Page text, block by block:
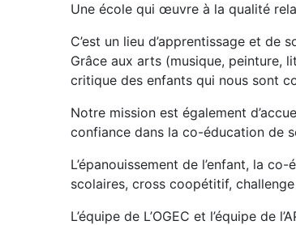
Une école qui œuvre à la qualité
C’est un lieu d’apprentissage et
Grâce aux arts (musique, peinture,
critique des enfants qui nous sont
Notre mission est également
confiance dans la co-éducation de
L’épanouissement de l’enfant, la
scolaires, cross coopétitif,
L’équipe de L’OGEC et l’équipe